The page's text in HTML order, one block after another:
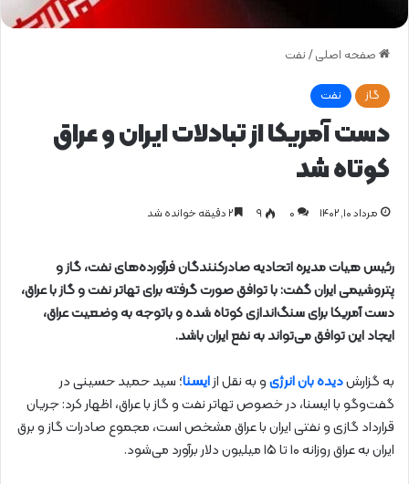
صفحه اصلی / نفت
گاز نفت
دست آمریکا از تبادلات ایران و عراق
کوتاه شد
مرداد ۱۰, ۱۴۰۲ 0 ۹
رئیس هیات مدیره اتحادیه صادرکنندگان فرآورده‌های نفت، گاز و
پتروشیمی ایران گفت: با توافق صورت گرفته برای تهاتر نفت و گاز با عراق،
دست آمریکا برای سنگ‌اندازی کوتاه شده و باتوجه به وضعیت عراق،
ایجاد این توافق می‌تواند به نفع ایران باشد.
به گزارشدیده بان انرژیو به نقل ازایسنا؛ سید حمید حسینی در
گفت‌وگو با ایسنا، در خصوص تهاتر نفت و گاز با عراق، اظهار کرد: جریان
قرارداد گازی و نفتی ایران با عراق مشخص است، مجموع صادرات گاز و برق
ایران به عراق روزانه ۱۰ تا ۱۵ میلیون دلار برآورد می‌شود.